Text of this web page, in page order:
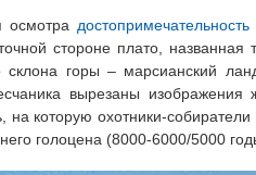
осмотра достопримечательность
стороне плато,
склона горы – марсианский
вырезаны изображения
на которую охотники-
голоцена (8000-6000/5000